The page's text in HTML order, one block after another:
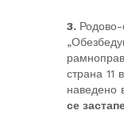
3. Родово-
страна 11
наведено
се